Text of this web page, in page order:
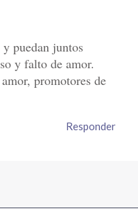
puedan juntos
y falto de amor.
promotores de
Responder